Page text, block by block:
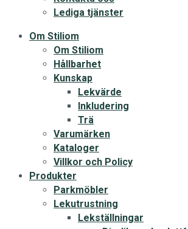
Lediga tjänster
Om Stiliom
Om Stiliom
Hållbarhet
Kunskap
Lekvärde
Inkludering
Trä
Varumärken
Kataloger
Villkor och Policy
Produkter
Parkmöbler
Lekutrustning
Lekställningar